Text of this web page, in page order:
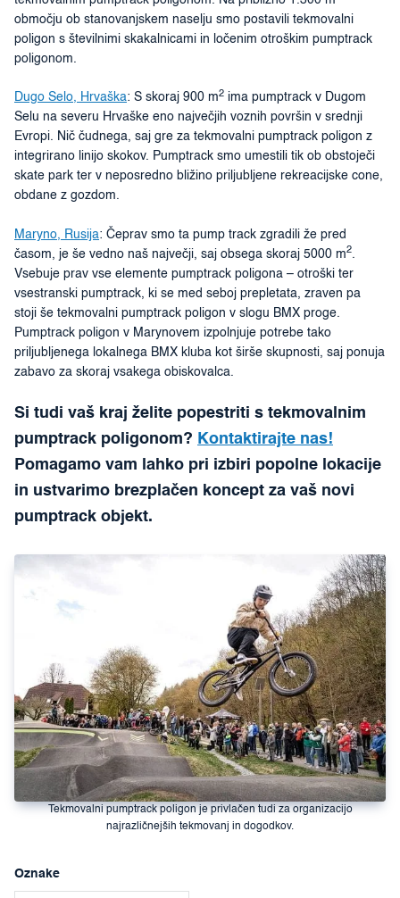
območju ob stanovanjskem naselju smo postavili tekmovalni
poligon s številnimi skakalnicami in ločenim otroškim pumptrack
poligonom.
Dugo Selo, Hrvaška: S skoraj 900 m2 ima pumptrack v Dugom
Selu na severu Hrvaške eno največjih voznih površin v srednji
Evropi. Nič čudnega, saj gre za tekmovalni pumptrack poligon z
integrirano linijo skokov. Pumptrack smo umestili tik ob obstoječi
skate park ter v neposredno bližino priljubljene rekreacijske cone,
obdane z gozdom.
Maryno, Rusija: Čeprav smo ta pump track zgradili že pred
časom, je še vedno naš največji, saj obsega skoraj 5000 m2.
Vsebuje prav vse elemente pumptrack poligona – otroški ter
vsestranski pumptrack, ki se med seboj prepletata, zraven pa
stoji še tekmovalni pumptrack poligon v slogu BMX proge.
Pumptrack poligon v Marynovem izpolnjuje potrebe tako
priljubljenega lokalnega BMX kluba kot širše skupnosti, saj ponuja
zabavo za skoraj vsakega obiskovalca.
Si tudi vaš kraj želite popestriti s tekmovalnim
pumptrack poligonom? Kontaktirajte nas!
Pomagamo vam lahko pri izbiri popolne lokacije
in ustvarimo brezplačen koncept za vaš novi
pumptrack objekt.
Tekmovalni pumptrack poligon je privlačen tudi za organizacijo
najrazličnejših tekmovanj in dogodkov.
Oznake